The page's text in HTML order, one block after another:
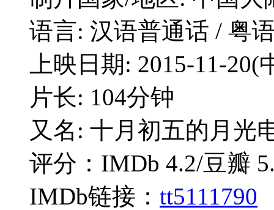
语言: 汉语普通话 / 粤
上映日期: 2015-11-
片长: 104分钟
又名: 十月初五的月光
评分：IMDb 4.2/豆瓣
IMDb链接： tt5111790